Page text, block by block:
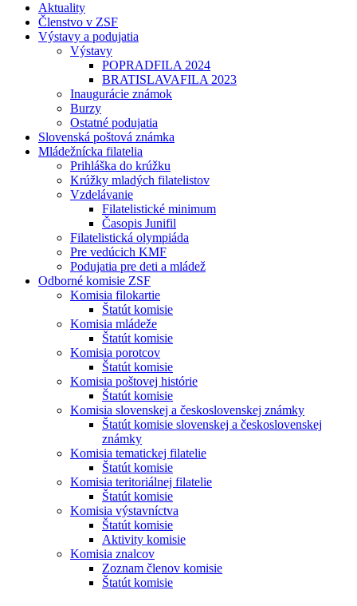
Aktuality
Členstvo v ZSF
Výstavy a podujatia
Výstavy
POPRADFILA 2024
BRATISLAVAFILA 2023
Inaugurácie známok
Burzy
Ostatné podujatia
Slovenská poštová známka
Mládežnícka filatelia
Prihláška do krúžku
Krúžky mladých filatelistov
Vzdelávanie
Filatelistické minimum
Časopis Junifil
Filatelistická olympiáda
Pre vedúcich KMF
Podujatia pre deti a mládež
Odborné komisie ZSF
Komisia filokartie
Štatút komisie
Komisia mládeže
Štatút komisie
Komisia porotcov
Štatút komisie
Komisia poštovej histórie
Štatút komisie
Komisia slovenskej a československej známky
Štatút komisie slovenskej a československej
známky
Komisia tematickej filatelie
Štatút komisie
Komisia teritoriálnej filatelie
Štatút komisie
Komisia výstavníctva
Štatút komisie
Aktivity komisie
Komisia znalcov
Zoznam členov komisie
Štatút komisie